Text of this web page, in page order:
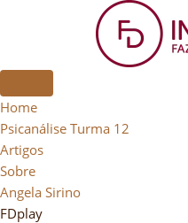
Home
Psicanálise Turma 12
Artigos
Sobre
Angela Sirino
FDplay